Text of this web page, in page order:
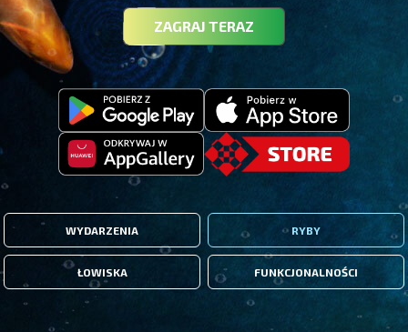
ZAGRAJ TERAZ
WYDARZENIA RYBY
ŁOWISKA FUNKCJONALNOŚCI